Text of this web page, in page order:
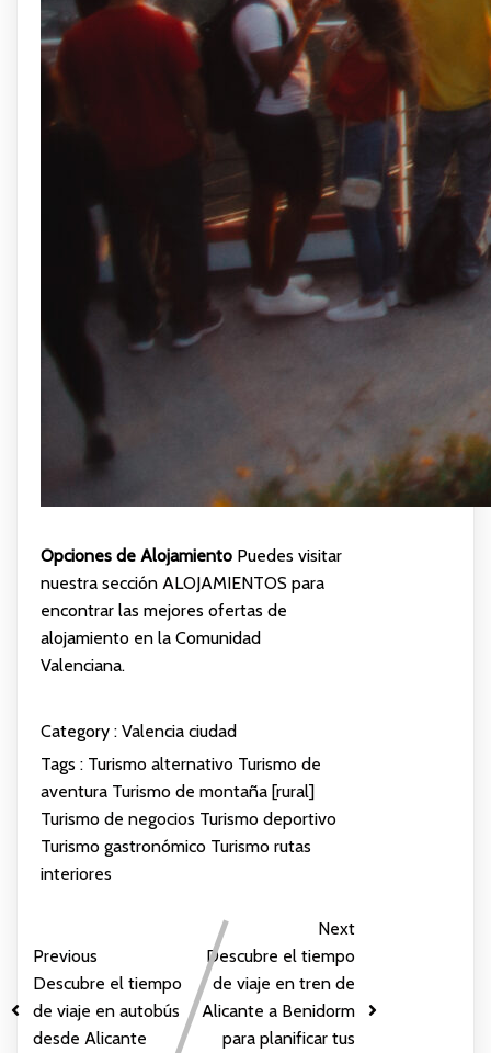
Opciones de AlojamientoPuedes visitar
nuestra sección ALOJAMIENTOS para
encontrar las mejores ofertas de
alojamiento en la Comunidad
Valenciana.
Category : Valencia ciudad
Tags : Turismo alternativo Turismo de
aventura Turismo de montaña [rural]
Turismo de negocios Turismo deportivo
Turismo gastronómico Turismo rutas
interiores
Previous
Descubre el tiempo
de viaje en autobús
desde Alicante
Next
Descubre el tiempo
de viaje en tren de
Alicante a Benidorm
para planificar tus